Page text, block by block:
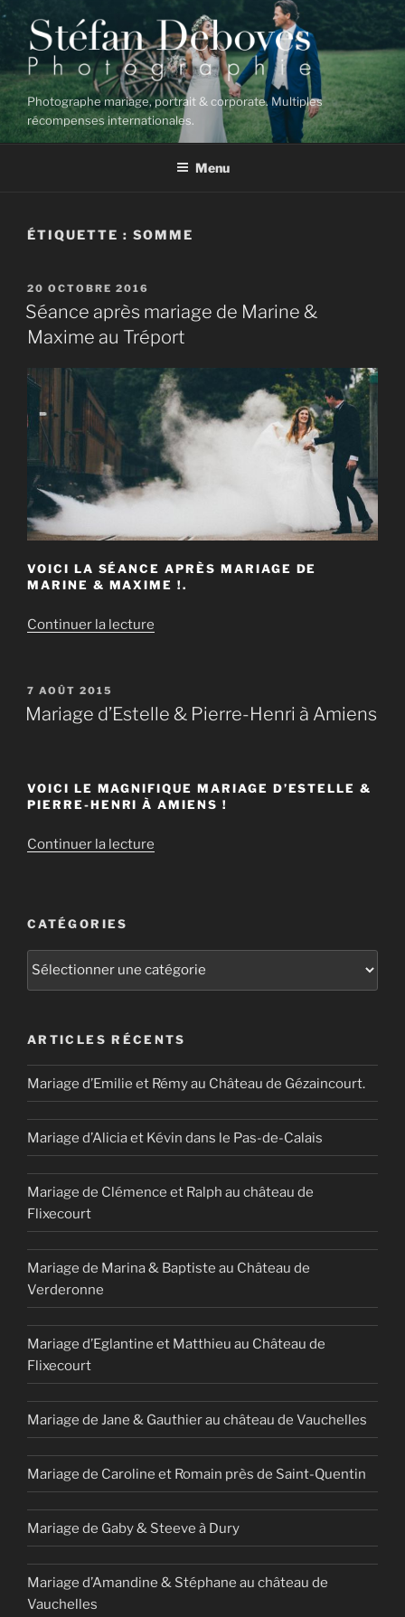
Aller
au
contenu
principal
Photographe mariage, portrait & corporate. Multiples
récompenses internationales.
Menu
ÉTIQUETTE : SOMME
PUBLIÉ
LE
20 OCTOBRE 2016
Séance après mariage de Marine &
Maxime au Tréport
VOICI LA SÉANCE APRÈS MARIAGE DE
MARINE & MAXIME !.
Continuer la lecture
de
au
PUBLIÉ
LE
7 AOÛT 2015
Mariage d’Estelle & Pierre-Henri à Amiens
VOICI LE MAGNIFIQUE MARIAGE D’ESTELLE &
PIERRE-HENRI À AMIENS !
Continuer la lecture
Henri
à
Amiens »
CATÉGORIES
Catégories
ARTICLES RÉCENTS
Mariage d’Emilie et Rémy au Château de Gézaincourt.
Mariage d’Alicia et Kévin dans le Pas-de-Calais
Mariage de Clémence et Ralph au château de
Flixecourt
Mariage de Marina & Baptiste au Château de
Verderonne
Mariage d’Eglantine et Matthieu au Château de
Flixecourt
Mariage de Jane & Gauthier au château de Vauchelles
Mariage de Caroline et Romain près de Saint-Quentin
Mariage de Gaby & Steeve à Dury
Mariage d’Amandine & Stéphane au château de
Vauchelles